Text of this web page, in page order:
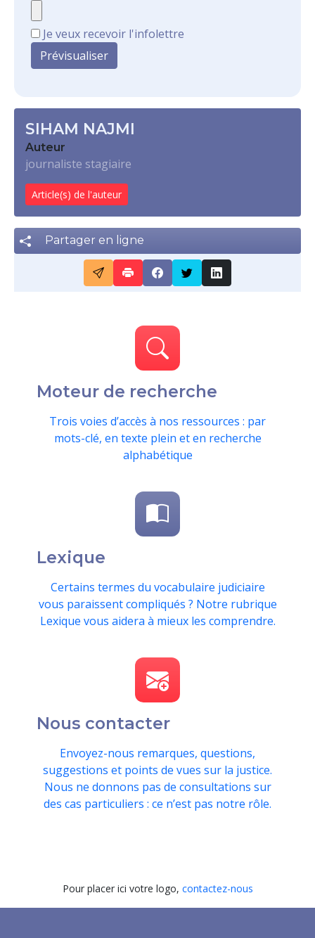
Je veux recevoir l'infolettre
SIHAM NAJMI
Auteur
journaliste stagiaire
Article(s) de l'auteur
Partager en ligne
Moteur de recherche
Trois voies d’accès à nos ressources : par
mots-clé, en texte plein et en recherche
alphabétique
Lexique
Certains termes du vocabulaire judiciaire
vous paraissent compliqués ? Notre rubrique
Lexique vous aidera à mieux les comprendre.
Nous contacter
Envoyez-nous remarques, questions,
suggestions et points de vues sur la justice.
Nous ne donnons pas de consultations sur
des cas particuliers : ce n’est pas notre rôle.
Pour placer ici votre logo, contactez-nous